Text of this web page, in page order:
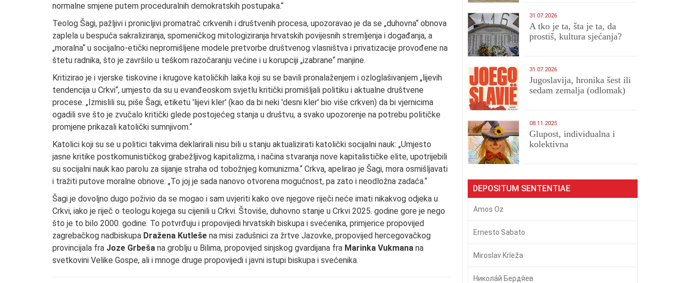
normalne smjene putem proceduralnih demokratskih postupaka.“
Teolog Šagi, pažljivi i pronicljivi promatrač crkvenih i društvenih procesa, upozoravao je da se „duhovna“ obnova
zaplela u bespuća sakraliziranja, spomeničkog mitologiziranja hrvatskih povijesnih stremljenja i događanja, a
„moralna“ u socijalno-etički nepromišljene modele pretvorbe društvenog vlasništva i privatizacije provođene na
štetu radnika, što je završilo u teškom razočaranju većine i u korupciji „izabrane“ manjine.
Kritizirao je i vjerske tiskovine i krugove katoličkih laika koji su se bavili pronalaženjem i ozloglašivanjem „lijevih
tendencija u Crkvi“, umjesto da su u evanđeoskom svjetlu kritički promišljali politiku i aktualne društvene
procese. „Izmislili su, piše Šagi, etiketu 'lijevi kler' (kao da bi neki 'desni kler' bio više crkven) da bi vjernicima
ogadili sve što je zvučalo kritički glede postojećeg stanja u društvu, a svako upozorenje na potrebu političke
promjene prikazali katolički sumnjivom.“
Katolici koji su se u politici takvima deklarirali nisu bili u stanju aktualizirati katolički socijalni nauk: „Umjesto
jasne kritike postkomunističkog grabežljivog kapitalizma, i načina stvaranja nove kapitalističke elite, upotrijebili
su socijalni nauk kao parolu za sijanje straha od tobožnjeg komunizma.“ Crkva, apelirao je Šagi, mora osmišljavati
i tražiti putove moralne obnove: „To joj je sada nanovo otvorena mogućnost, pa zato i neodložna zadaća.“
Šagi je dovoljno dugo poživio da se mogao i sam uvjeriti kako ove njegove riječi neće imati nikakvog odjeka u
Crkvi, iako je riječ o teologu kojega su cijenili u Crkvi. Štoviše, duhovno stanje u Crkvi 2025. godine gore je nego
što je to bilo 2000. godine. To potvrđuju i propovijedi hrvatskih biskupa i svećenika, primjerice propovijed
zagrebačkog nadbiskupa Dražena Kutleše na misi zadušnici za žrtve Jazovke, propovijed hercegovačkog
provincijala fra Joze Grbeša na groblju u Bilima, propovijed sinjskog gvardijana fra Marinka Vukmana na
svetkovini Velike Gospe, ali i mnoge druge propovijedi i javni istupi biskupa i svećenika.
31.07.2026
A tko je ta, šta je ta, da
prostiš, kultura sjećanja?
31.07.2026
Jugoslavija, hronika šest ili
sedam zemalja (odlomak)
08.11.2025
Glupost, individualna i
kolektivna
DEPOSITUM SENTENTIAE
Amos Oz
Ernesto Sabato
Miroslav Krleža
Никола́й Бердя́ев